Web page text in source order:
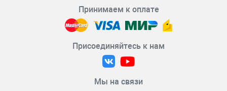
Принимаем к оплате
Присоединяйтесь к нам
Мы на связи